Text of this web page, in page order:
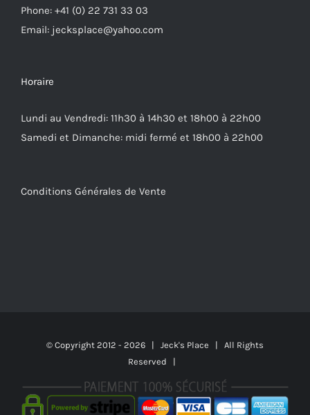
Phone: +41 (0) 22 731 33 03
Email: jecksplace@yahoo.com
Horaire
Lundi au Vendredi: 11h30 à 14h30 et 18h00 à 22h00
Samedi et Dimanche: midi fermé et 18h00 à 22h00
Conditions Générales de Vente
© Copyright 2012 - 2026 | Jeck's Place | All Rights
Reserved |